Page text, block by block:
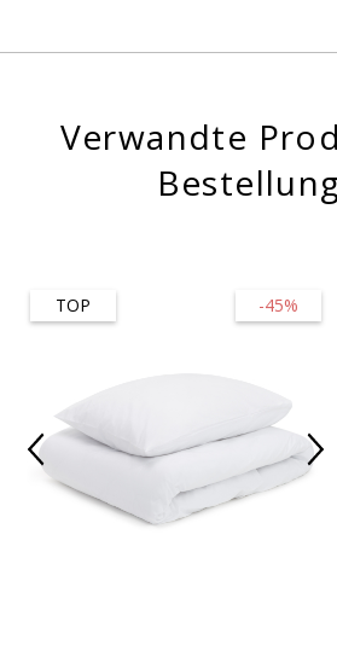
Verwandte
-45%
TOP